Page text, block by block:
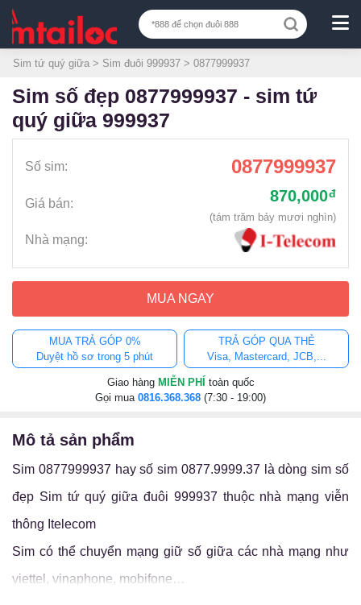
Sim tứ quý giữa > Sim đuôi 999937 > 0877999937
sim số đẹp 0877999937 - sim tứ
quý giữa 999937
Số sim: 0877999937
Giá bán: 870,000đ
(tám trăm bảy mươi nghìn)
Nhà mạng:
MUA NGAY
MUA TRẢ GÓP 0%
Duyệt hồ sơ trong 5 phút
TRẢ GÓP QUA THẺ
Visa, Mastercard, JCB,...
Giao hàng MIỄN PHÍ toàn quốc
Gọi mua 0816.368.368 (7:30 - 19:00)
mô tả sản phẩm
Sim 0877999937 hay số sim 0877.9999.37 là dòng sim số
đẹp Sim tứ quý giữa đuôi 999937 thuộc nhà mạng viễn
thông Itelecom
Sim có thể chuyển mạng giữ số giữa các nhà mạng như
viettel, vinaphone, mobifone…